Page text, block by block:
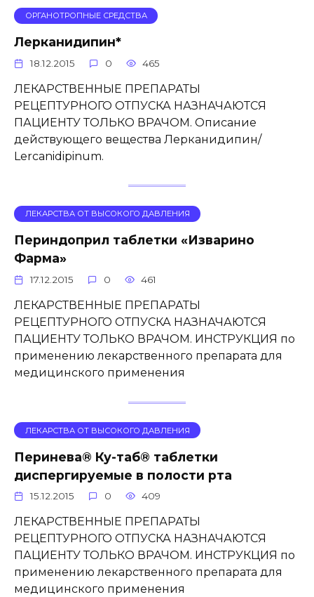
ОРГАНОТРОПНЫЕ СРЕДСТВА
Лерканидипин*
18.12.2015 0 465
ЛЕКАРСТВЕННЫЕ ПРЕПАРАТЫ
РЕЦЕПТУРНОГО ОТПУСКА НАЗНАЧАЮТСЯ
ПАЦИЕНТУ ТОЛЬКО ВРАЧОМ. Описание
действующего вещества Лерканидипин/
Lercanidipinum.
ЛЕКАРСТВА ОТ ВЫСОКОГО ДАВЛЕНИЯ
Периндоприл таблетки «Изварино
Фарма»
17.12.2015 0 461
ЛЕКАРСТВЕННЫЕ ПРЕПАРАТЫ
РЕЦЕПТУРНОГО ОТПУСКА НАЗНАЧАЮТСЯ
ПАЦИЕНТУ ТОЛЬКО ВРАЧОМ. ИНСТРУКЦИЯ по
применению лекарственного препарата для
медицинского применения
ЛЕКАРСТВА ОТ ВЫСОКОГО ДАВЛЕНИЯ
Перинева® Ку-таб® таблетки
диспергируемые в полости рта
15.12.2015 0 409
ЛЕКАРСТВЕННЫЕ ПРЕПАРАТЫ
РЕЦЕПТУРНОГО ОТПУСКА НАЗНАЧАЮТСЯ
ПАЦИЕНТУ ТОЛЬКО ВРАЧОМ. ИНСТРУКЦИЯ по
применению лекарственного препарата для
медицинского применения